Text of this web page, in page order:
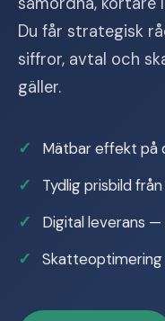
Du får strategisk
siffror, avtal och
gäller.
Mätbar effekt på
Tydlig prisbild
Digital leverans